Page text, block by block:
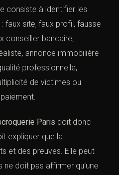
consiste à identifier les
faux site, faux profil, fausse
conseiller bancaire,
annonce immobilière
professionnelle,
de victimes ou
Paris doit donc
expliquer que la
et des preuves. Elle peut
doit pas affirmer qu’une